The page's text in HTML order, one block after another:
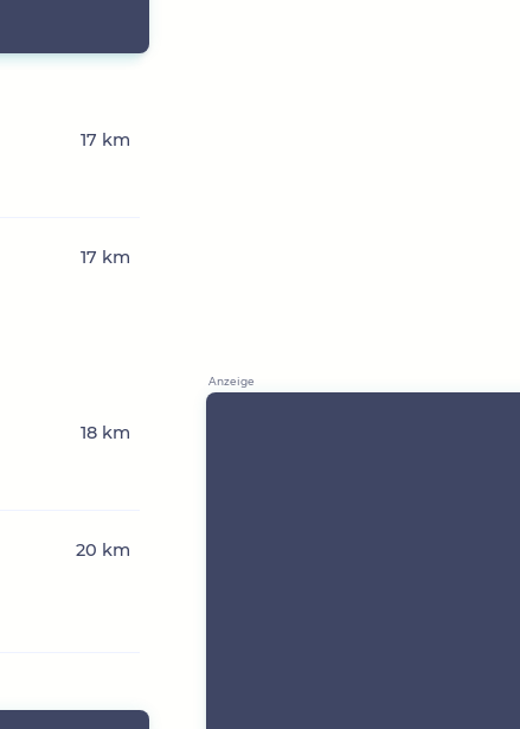
17 km
17 km
18 km
20 km